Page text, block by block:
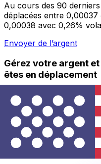
Au cours des 90
déplacées entre
0,00038 avec 0,26%
Envoyer de l’argent
Gérez votre argent
êtes en déplacement
L'application Xe réunit
nécessaires pour vos
et la gestion de vos
programmez des alertes
l'argent à l'étranger
l'application dès